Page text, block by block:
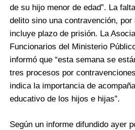
de su hijo menor de edad”. La
delito sino una contravención, por
incluye plazo de prisión. La
Funcionarios del Ministerio
informó que “esta semana se
tres procesos por
indica la importancia de
educativo de los hijos e hijas”.
Según un informe difundido ayer